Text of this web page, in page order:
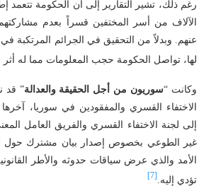
رغم ذلك، تشير التقارير إلى أن الحكومة تتعمد
الآلاف من أسر المختفين قسراً بعدم مشاركتهم
عنهم. وبدلاً من التحقيق في الجرائم المرتكبة في
لها، تواصل الحكومة حجب المعلومات مما له أثر
وكانت “سوريون من أجل الحقيقة والعدالة” قد
الاختفاء القسري والمفقودين في سوريا،
إلى لجنة الاختفاء القسري والفريق العامل
غير الطوعي بخصوص إصدار بيان مشترك حول
الأمد والذي عرض سياقات حدوثه والأطر
تؤدي إليه.